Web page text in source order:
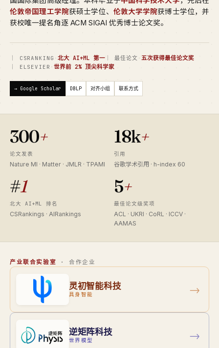
伦敦帝国理工学院获硕士学位、 伦敦大学学院获博士学位，并
获校唯一提名角逐 ACM SIGAI 优秀博士论文奖。
｜ CSRANKING · 北大 AI+ML 第一｜ 最佳论文 · 五次获得最佳论文奖
｜ ELSEVIER · 世界前 2% 顶尖科学家
→ Google Scholar DBLP 对齐小组 联系方式
300+
论文发表
Nature MI · Matter · JMLR · TPAMI
18k+
引用
谷歌学术引用 · h-index 60
#1
北大 AI+ML 排名
CSRankings · AIRankings
5+
最佳论文级奖项
ACL · UKRI · CoRL · ICCV ·
AAMAS
产业联合实验室 · 合作企业
灵初智能科技
具身智能 →
逆矩阵科技
世界模型 →